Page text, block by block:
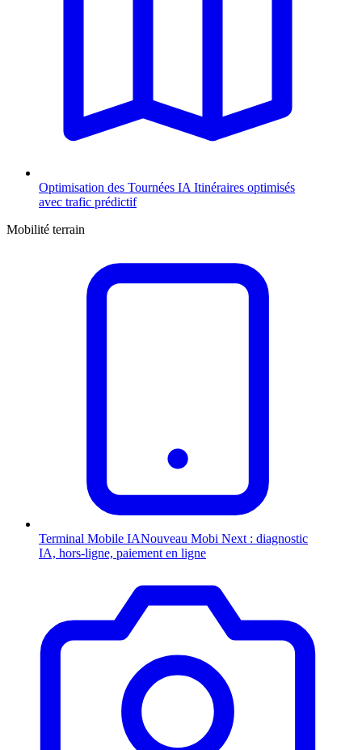
Optimisation des Tournées IA Itinéraires optimisés
avec trafic prédictif
Mobilité terrain
Terminal Mobile IANouveau Mobi Next : diagnostic
IA, hors-ligne, paiement en ligne